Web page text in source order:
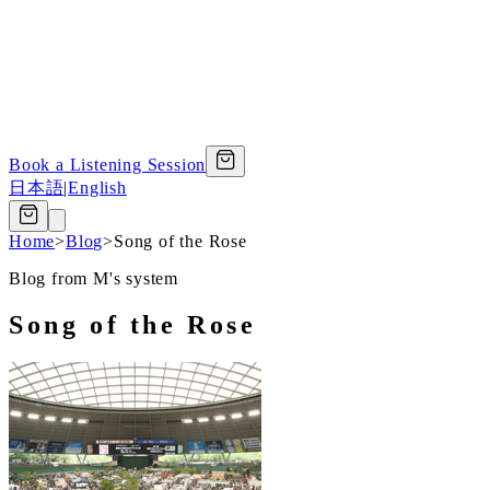
Book a Listening Session
日本語|English
Home>Blog>Song of the Rose
Blog from M's system
Song of the Rose